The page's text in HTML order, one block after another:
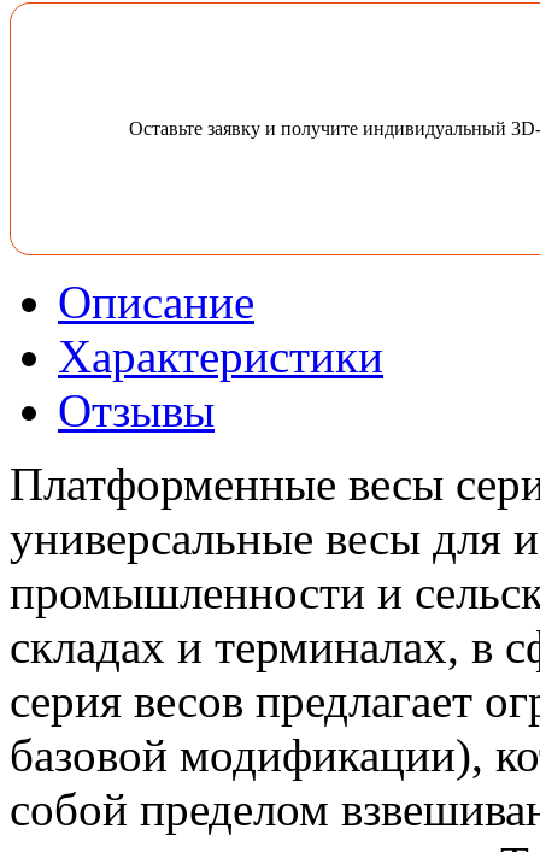
Оставьте заявку и получите индивидуальный
Описание
Характеристики
Отзывы
Платформенные весы
универсальные весы для
промышленности и
складах и терминалах, в
серия весов предлагает
базовой модификации),
собой пределом